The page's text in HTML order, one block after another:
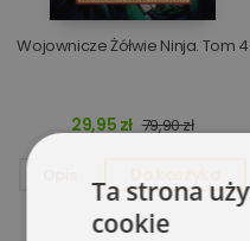
Wojownicze Żółwie Ninja. Tom 4
29,95 zł 79,90 zł
Ta strona
cookie